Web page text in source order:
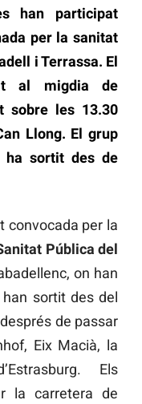
han participat
per la sanitat
i Terrassa. El
al migdia de
sobre les 13.30
Llong. El grup
ha sortit des de
convocada per la
Pública del
on han
sortit des del
de passar
Eix Macià, la
Els
la carretera de